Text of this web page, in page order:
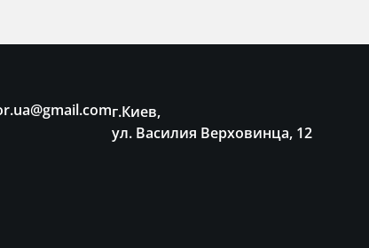
г.Киев,
ул. Василия Верховинца, 12